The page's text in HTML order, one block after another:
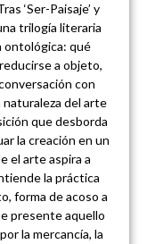
‘Ser-Paisaje’ y
trilogía literaria
ontológica: qué
a objeto,
con
naturaleza del arte
que desborda
la creación en un
el arte aspira a
la práctica
forma de acoso a
presente aquello
la mercancía, la